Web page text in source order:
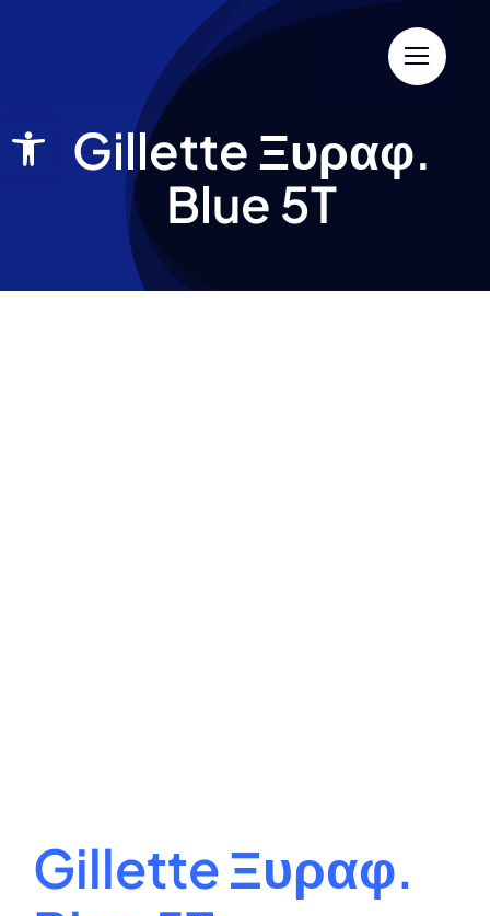
Gillette Ξυραφ.
Blue 5T
Gillette Ξυραφ.